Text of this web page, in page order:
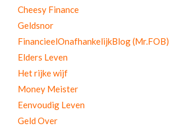
Cheesy Finance
Geldsnor
FinancieelOnafhankelijkBlog (Mr.FOB)
Elders Leven
Het rijke wijf
Money Meister
Eenvoudig Leven
Geld Over